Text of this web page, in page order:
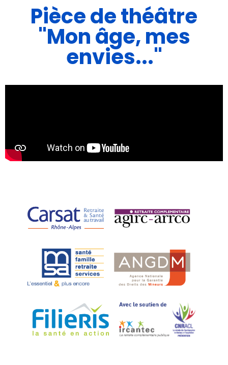
#6 Et les câlins, on en parle ?
#7 Ici chez moi et pour longtemps...7:50
#8 Digital attitude
Pièce de théâtre
"Mon âge, mes
envies..."